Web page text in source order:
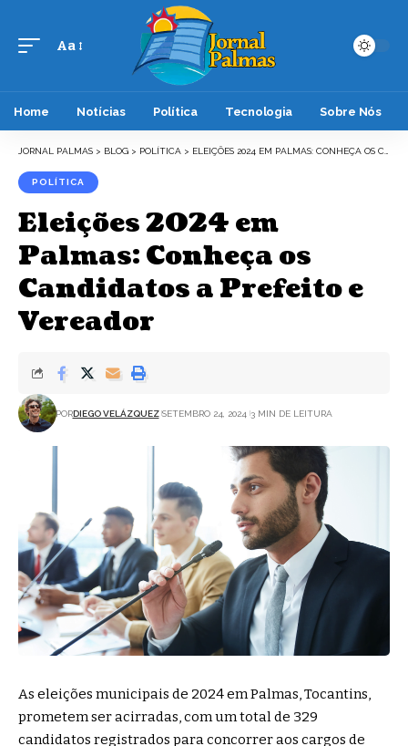
Font
Aa
Home Notícias Política Tecnologia Sobre Nós
JORNAL PALMAS > BLOG > POLÍTICA > ELEIÇÕES 2024 EM PALMAS: CONHEÇA OS CANDIDATOS A PREFEITO E VEREADOR
POLÍTICA
Eleições 2024 em
Palmas: Conheça os
Candidatos a Prefeito e
Vereador
PORDIEGO VELÁZQUEZ SETEMBRO 24, 2024 3 MIN DE LEITURA
As eleições municipais de 2024 em Palmas, Tocantins,
prometem ser acirradas, com um total de 329
candidatos registrados para concorrer aos cargos de